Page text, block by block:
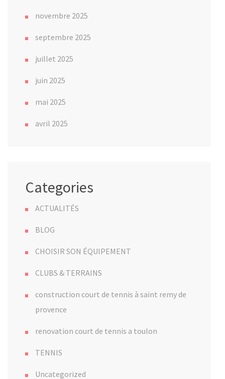
novembre 2025
septembre 2025
juillet 2025
juin 2025
mai 2025
avril 2025
Categories
ACTUALITÉS
BLOG
CHOISIR SON ÉQUIPEMENT
CLUBS & TERRAINS
construction court de tennis à saint remy de
provence
renovation court de tennis a toulon
TENNIS
Uncategorized